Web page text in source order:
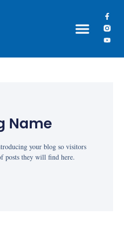
Name
your blog so visitors
posts they will find here.